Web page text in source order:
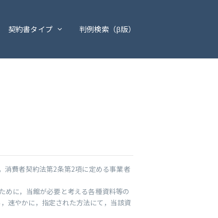
契約書タイプ 判例検索（β版）
消費者契約法第2条第2項に定める事業者
めに，当館が必要と考える各種資料等の
速やかに，指定された方法にて，当該資